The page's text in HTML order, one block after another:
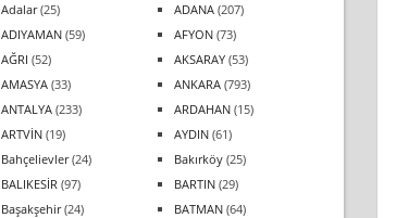
Adalar(25) ADANA (207)
ADIYAMAN (59) AFYON (73)
AĞRI (52) AKSARAY (53)
AMASYA (33) ANKARA (793)
ANTALYA (233) ARDAHAN (15)
ARTVİN (19) AYDIN (61)
Bahçelievler(24) Bakırköy (25)
BALIKESİR (97) BARTIN (29)
Başakşehir(24) BATMAN (64)